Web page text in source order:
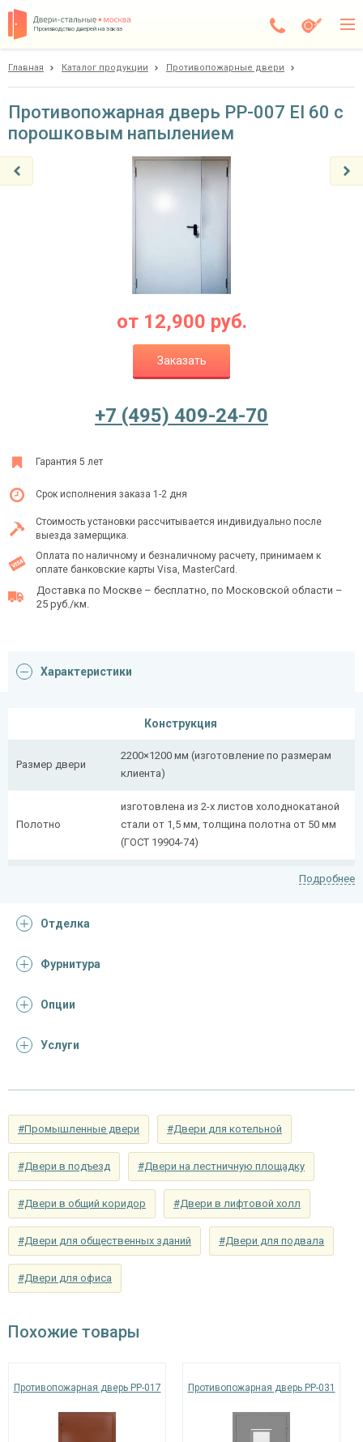
Производство дверей на заказ
Доставка
Ежедневно с 08:00 до 24:00
Главная Каталог продукции Противопожарные двери
Противопожарная дверь PP-007 EI 60 с
порошковым напылением
от 12,900 руб.
Заказать
+7 (495) 409-24-70
Гарантия 5 лет
Срок исполнения заказа 1-2 дня
Стоимость установки рассчитывается индивидуально после
выезда замерщика.
Оплата по наличному и безналичному расчету, принимаем к
оплате банковские карты Visa, MasterCard.
Доставка по Москве – бесплатно, по Московской области –
25 руб./км.
Характеристики
Конструкция
Размер двери
2200×1200 мм (изготовление по размерам
клиента)
Полотно
изготовлена из 2-х листов холоднокатаной
стали от 1,5 мм, толщина полотна от 50 мм
(ГОСТ 19904-74)
сложногнутый профиль (из профильной
Ребра жесткости
«Nemef» с личинкой-цилиндром, шпингалет-
Ручка «Nemef» 2916 металл / нейлон (или аналог)
Петли «Pernolu» на подшипниках, ⌀22 мм (4 шт.)
Противосъемные
устройства
блокираторы
Изоляционные материалы
Заполнение
от холодного дыма – «Profitrast», от горячего
дыма – термолента «Marvon»
Особенности модели
Направление
Подробнее
Отделка
Фурнитура
Опции
Услуги
#Промышленные двери #Двери для котельной
#Двери в подъезд #Двери на лестничную площадку
#Двери в общий коридор #Двери в лифтовой холл
#Двери для общественных зданий #Двери для подвала
#Двери для офиса
Похожие товары
Противопожарная дверь PP-017 Противопожарная дверь PP-031